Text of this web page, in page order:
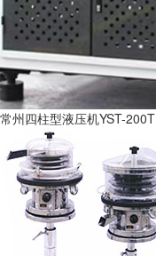
常州四柱型液压机YST-200T